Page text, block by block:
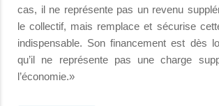
cas, il ne représente pas un revenu
le collectif, mais remplace et sécurise
indispensable. Son financement est dès
qu’il ne représente pas une charge
l’économie.»